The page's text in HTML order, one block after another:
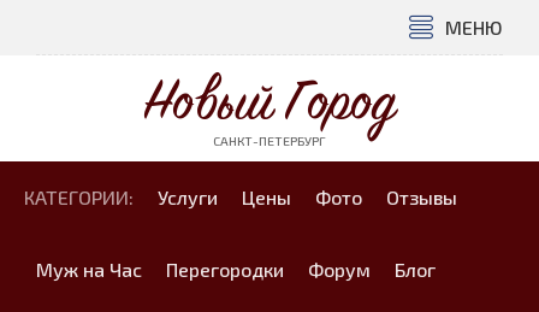
МЕНЮ
Новый Город
САНКТ-ПЕТЕРБУРГ
КАТЕГОРИИ: Услуги Цены Фото Отзывы
Муж на Час Перегородки Форум Блог